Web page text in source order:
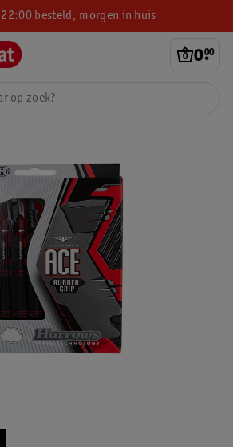
besteld, morgen in huis
0.
00